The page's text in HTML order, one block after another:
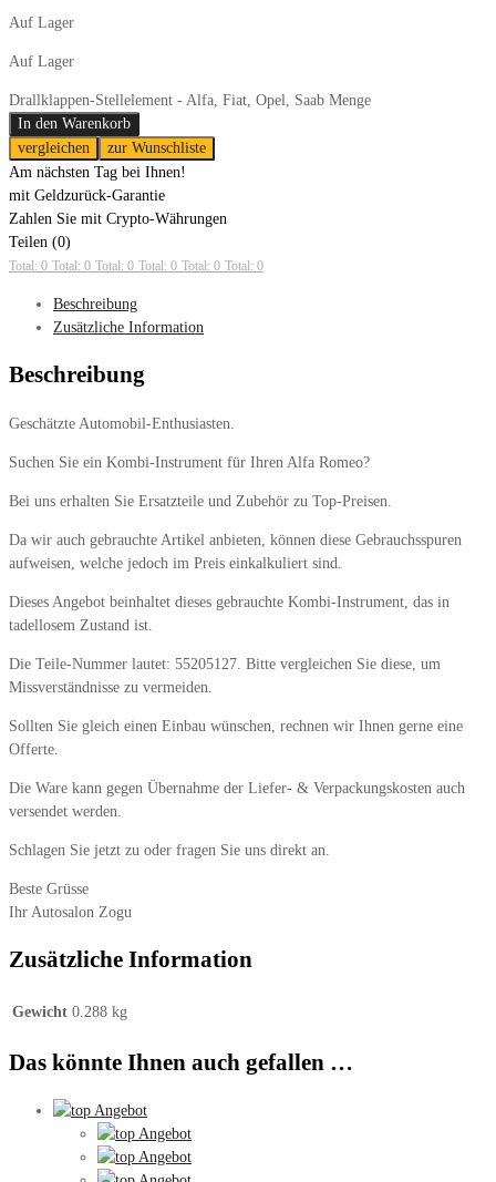
Auf Lager
Auf Lager
Drallklappen-Stellelement - Alfa, Fiat, Opel, Saab Menge
In den Warenkorb
vergleichen
zur Wunschliste
Am nächsten Tag bei Ihnen!
mit Geldzurück-Garantie
Zahlen Sie mit Crypto-Währungen
Teilen (0)
Total: 0 Total: 0 Total: 0 Total: 0 Total: 0 Total: 0
Beschreibung
Zusätzliche Information
Beschreibung
Geschätzte Automobil-Enthusiasten.
Suchen Sie ein Kombi-Instrument für Ihren Alfa Romeo?
Bei uns erhalten Sie Ersatzteile und Zubehör zu Top-Preisen.
Da wir auch gebrauchte Artikel anbieten, können diese Gebrauchsspuren
aufweisen, welche jedoch im Preis einkalkuliert sind.
Dieses Angebot beinhaltet dieses gebrauchte Kombi-Instrument, das in
tadellosem Zustand ist.
Die Teile-Nummer lautet: 55205127. Bitte vergleichen Sie diese, um
Missverständnisse zu vermeiden.
Sollten Sie gleich einen Einbau wünschen, rechnen wir Ihnen gerne eine
Offerte.
Die Ware kann gegen Übernahme der Liefer- & Verpackungskosten auch
versendet werden.
Schlagen Sie jetzt zu oder fragen Sie uns direkt an.
Beste Grüsse
Ihr Autosalon Zogu
Zusätzliche Information
Gewicht 0.288 kg
Das könnte Ihnen auch gefallen …